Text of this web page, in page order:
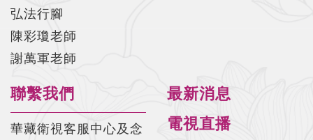
弘法行腳
陳彩瓊老師
謝萬軍老師
聯繫我們
華藏衛視客服中心及念
最新消息
電視直播